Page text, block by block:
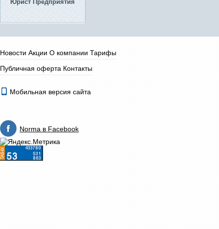
Юрист Предприятия
Новости Акции О компании Тарифы
Публичная оферта Контакты
Мобильная версия сайта
Norma в Facebook